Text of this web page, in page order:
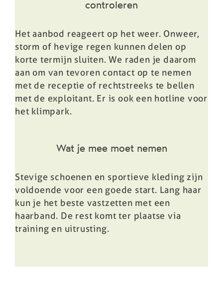
controleren
Het aanbod reageert op het weer. Onweer,
storm of hevige regen kunnen delen op
korte termijn sluiten. We raden je daarom
aan om van tevoren contact op te nemen
met de receptie of rechtstreeks te bellen
met de exploitant. Er is ook een hotline voor
het klimpark.
Wat je mee moet nemen
Stevige schoenen en sportieve kleding zijn
voldoende voor een goede start. Lang haar
kun je het beste vastzetten met een
haarband. De rest komt ter plaatse via
training en uitrusting.